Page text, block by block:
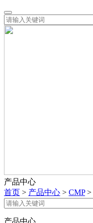
产品中心
首页 > 产品中心 > CMP>
产品中心